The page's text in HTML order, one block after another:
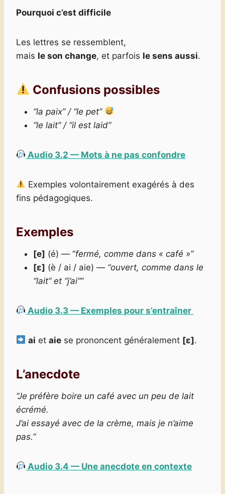
Pourquoi c’est difficile
Les lettres se ressemblent,
mais le son change, et parfois le sens aussi.
Confusions possibles
“la paix” / “le pet”
“le lait” / “il est laid”
Audio 3.2 — Mots à ne pas confondre
Exemples volontairement exagérés à des
fins pédagogiques.
Exemples
[e] (é) — “fermé, comme dans « café »”
[ɛ] (è / ai / aie) — “ouvert, comme dans le
“lait” et “j’ai””
Audio 3.3 — Exemples pour s’entraîner
ai etaie se prononcent généralement [ɛ].
L’anecdote
“Je préfère boire un café avec un peu de lait
écrémé.
J’ai essayé avec de la crème, mais je n’aime
pas.”
Audio 3.4 — Une anecdote en contexte